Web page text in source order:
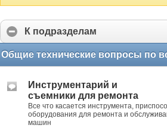
К подразделам
Общие технические вопросы по
Инструментарий и
съемники для ремонта
Все что касается инструмента,
оборудования для ремонта и
машин